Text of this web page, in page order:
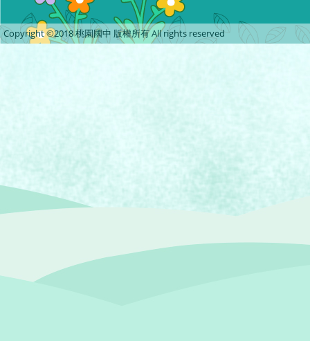
Copyright ©2018 桃園國中 版權所有 All rights reserved